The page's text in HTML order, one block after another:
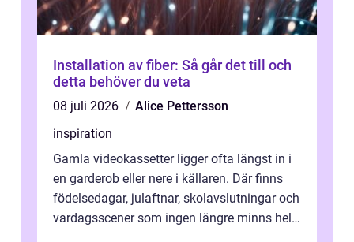
Installation av fiber: Så går det till och
detta behöver du veta
08 juli 2026
Alice Pettersson
inspiration
Gamla videokassetter ligger ofta längst in i
en garderob eller nere i källaren. Där finns
födelsedagar, julaftnar, skolavslutningar och
vardagsscener som ingen längre minns helt.